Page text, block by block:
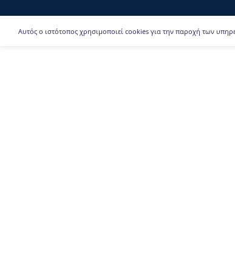
Αυτός ο ιστότοπος χρησιμοποιεί cookies για την παροχή των